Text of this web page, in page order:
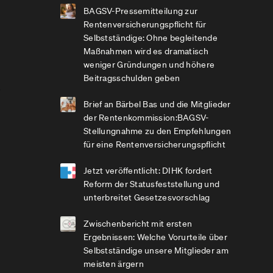
BAGSV-Pressemitteilung zur
Rentenversicherungspflicht für
Selbstständige: Ohne begleitende
Maßnahmen wird es dramatisch
weniger Gründungen und höhere
Beitragsschulden geben
Brief an Bärbel Bas und die Mitglieder
der Rentenkommission:BAGSV-
Stellungnahme zu den Empfehlungen
für eine Rentenversicherungspflicht
Jetzt veröffentlicht: DIHK fordert
Reform der Statusfeststellung und
unterbreitet Gesetzesvorschlag
Zwischenbericht mit ersten
Ergebnissen: Welche Vorurteile über
Selbstständige unsere Mitglieder am
meisten ärgern